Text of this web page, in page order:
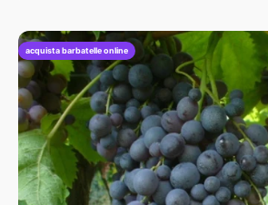
acquista barbatelle online